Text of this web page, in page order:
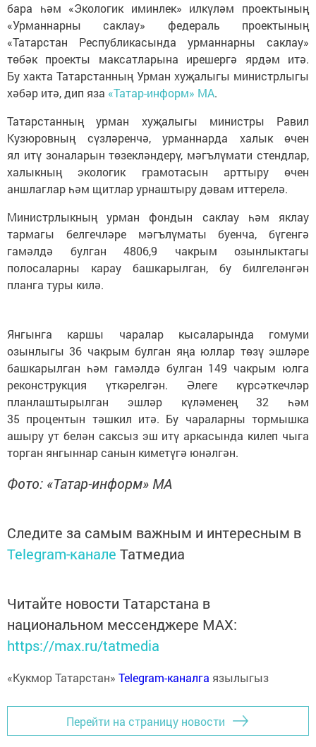
бара һәм «Экологик иминлек» илкүләм проектының
«Урманнарны саклау» федераль проектының
«Татарстан Республикасында урманнарны саклау»
төбәк проекты максатларына ирешергә ярдәм итә.
Бу хакта Татарстанның Урман хуҗалыгы министрлыгы
хәбәр итә, дип яза «Татар-информ» МА.
Татарстанның урман хуҗалыгы министры Равил
Кузюровның сүзләренчә, урманнарда халык өчен
ял итү зоналарын төзекләндерү, мәгълүмати стендлар,
халыкның экологик грамотасын арттыру өчен
аншлаглар һәм щитлар урнаштыру дәвам иттерелә.
Министрлыкның урман фондын саклау һәм яклау
тармагы белгечләре мәгълүматы буенча, бүгенгә
гамәлдә булган 4806,9 чакрым озынлыктагы
полосаларны карау башкарылган, бу билгеләнгән
планга туры килә.
Янгынга каршы чаралар кысаларында гомуми
озынлыгы 36 чакрым булган яңа юллар төзү эшләре
башкарылган һәм гамәлдә булган 149 чакрым юлга
реконструкция үткәрелгән. Әлеге күрсәткечләр
планлаштырылган эшләр күләменең 32 һәм
35 процентын тәшкил итә. Бу чараларны тормышка
ашыру ут белән саксыз эш итү аркасында килеп чыга
торган янгыннар санын киметүгә юнәлгән.
Фото: «Татар-информ» МА
Следите за самым важным и интересным в
Telegram-канале Татмедиа
Читайте новости Татарстана в
национальном мессенджере MАХ:
https://max.ru/tatmedia
«Кукмор Татарстан» Telegram-каналга язылыгыз
Перейти на страницу новости